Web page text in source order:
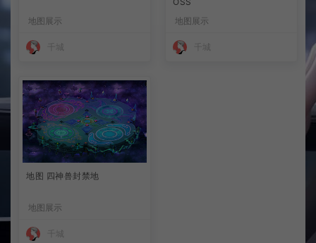
地图展示
地图展示
地图 四神兽封禁地
地图展示